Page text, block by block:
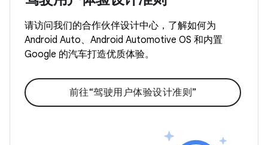
请访问我们的合作伙伴设计中心，了解如何为
Android Auto、Android Automotive OS 和内置
Google 的汽车打造优质体验。
前往“驾驶用户体验设计准则”